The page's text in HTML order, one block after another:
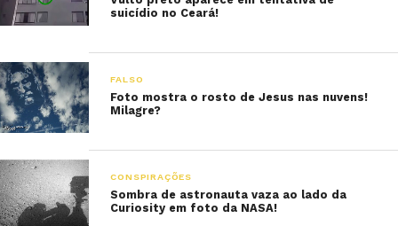
suicídio no Ceará!
FALSO
Foto mostra o rosto de Jesus nas nuvens!
Milagre?
CONSPIRAÇÕES
Sombra de astronauta vaza ao lado da
Curiosity em foto da NASA!